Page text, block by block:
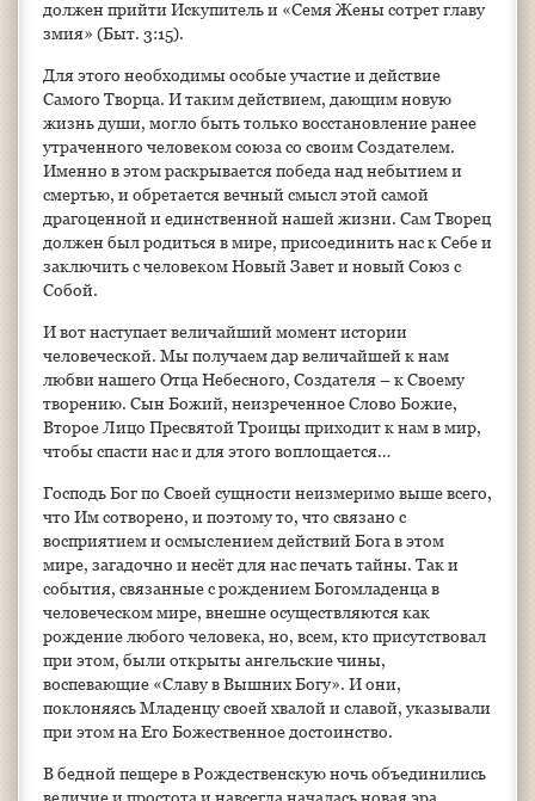
должен прийти Искупитель и «Семя Жены сотрет главу
змия» (Быт. 3:15).
Для этого необходимы особые участие и действие
Самого Творца. И таким действием, дающим новую
жизнь души, могло быть только восстановление ранее
утраченного человеком союза со своим Создателем.
Именно в этом раскрывается победа над небытием и
смертью, и обретается вечный смысл этой самой
драгоценной и единственной нашей жизни. Сам Творец
должен был родиться в мире, присоединить нас к Себе и
заключить с человеком Новый Завет и новый Союз с
Собой.
И вот наступает величайший момент истории
человеческой. Мы получаем дар величайшей к нам
любви нашего Отца Небесного, Создателя – к Своему
творению. Сын Божий, неизреченное Слово Божие,
Второе Лицо Пресвятой Троицы приходит к нам в мир,
чтобы спасти нас и для этого воплощается…
Господь Бог по Своей сущности неизмеримо выше всего,
что Им сотворено, и поэтому то, что связано с
восприятием и осмыслением действий Бога в этом
мире, загадочно и несёт для нас печать тайны. Так и
события, связанные с рождением Богомладенца в
человеческом мире, внешне осуществляются как
рождение любого человека, но, всем, кто присутствовал
при этом, были открыты ангельские чины,
воспевающие «Славу в Вышних Богу». И они,
поклоняясь Младенцу своей хвалой и славой, указывали
при этом на Его Божественное достоинство.
В бедной пещере в Рождественскую ночь объединились